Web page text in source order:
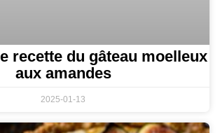
recette du gâteau moelleux
aux amandes
2025-01-13